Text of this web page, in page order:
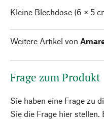
Kleine Blechdose (6 × 5
Weitere Artikel von
Frage zum Produkt
Sie haben eine Frage zu
Sie die Frage hier